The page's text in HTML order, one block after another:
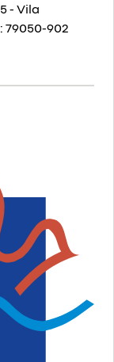
- Vila
79050-902